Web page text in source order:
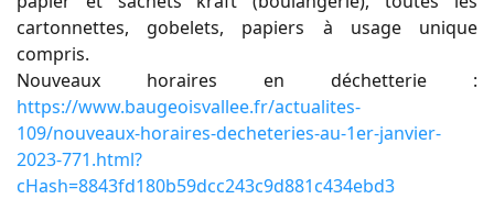
cartonnettes, gobelets, papiers à usage unique
compris.
Nouveaux horaires en déchetterie :
https://www.baugeoisvallee.fr/actualites-
109/nouveaux-horaires-decheteries-au-1er-janvier-
2023-771.html?
cHash=8843fd180b59dcc243c9d881c434ebd3